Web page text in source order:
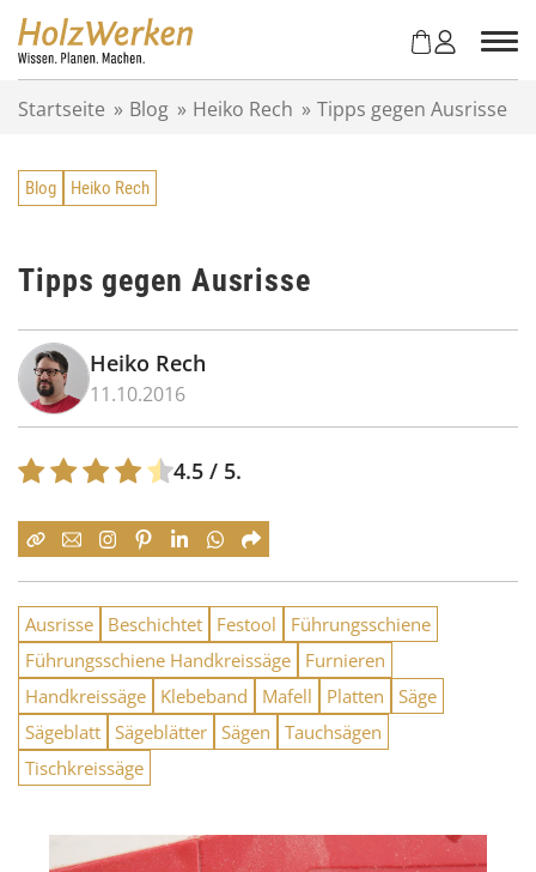
Startseite » Blog » Heiko Rech » Tipps gegen Ausrisse
Blog Heiko Rech
Tipps gegen Ausrisse
Heiko Rech
11.10.2016
4.5 / 5.
Ausrisse Beschichtet Festool
Führungsschiene
Führungsschiene Handkreissäge
Furnieren
Handkreissäge
Klebeband Mafell Platten
Säge
Sägeblatt Sägeblätter Sägen
Tauchsägen
Tischkreissäge